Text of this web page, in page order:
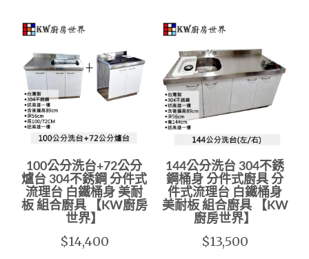
100公分洗台+72公分
爐台 304不銹鋼 分件式
流理台 白鐵桶身 美耐
板 組合廚具 【KW廚房
世界】
$14,400
144公分洗台 304不銹
鋼桶身 分件式廚具 分
件式流理台 白鐵桶身
美耐板 組合廚具 【KW
廚房世界】
$13,500